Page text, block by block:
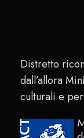
Distretto
dall’allora
culturali e